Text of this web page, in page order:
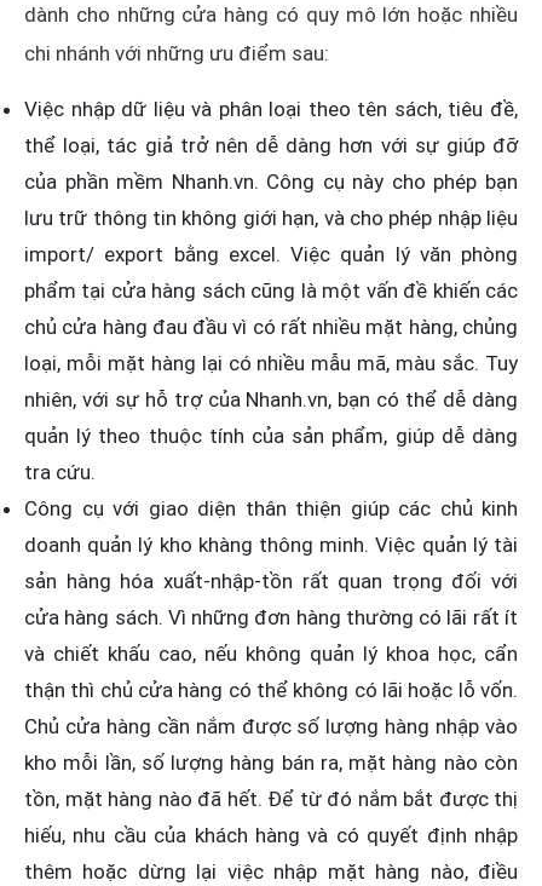
dành cho những cửa hàng có quy mô lớn hoặc nhiều
chi nhánh với những ưu điểm sau:
Việc nhập dữ liệu và phân loại theo tên sách, tiêu đề,
thể loại, tác giả trở nên dễ dàng hơn với sự giúp đỡ
của phần mềm Nhanh.vn. Công cụ này cho phép bạn
lưu trữ thông tin không giới hạn, và cho phép nhập liệu
import/ export bằng excel. Việc quản lý văn phòng
phẩm tại cửa hàng sách cũng là một vấn đề khiến các
chủ cửa hàng đau đầu vì có rất nhiều mặt hàng, chủng
loại, mỗi mặt hàng lại có nhiều mẫu mã, màu sắc. Tuy
nhiên, với sự hỗ trợ của Nhanh.vn, bạn có thể dễ dàng
quản lý theo thuộc tính của sản phẩm, giúp dễ dàng
tra cứu.
Công cụ với giao diện thân thiện giúp các chủ kinh
doanh quản lý kho khàng thông minh. Việc quản lý tài
sản hàng hóa xuất-nhập-tồn rất quan trọng đối với
cửa hàng sách. Vì những đơn hàng thường có lãi rất ít
và chiết khấu cao, nếu không quản lý khoa học, cẩn
thận thì chủ cửa hàng có thể không có lãi hoặc lỗ vốn.
Chủ cửa hàng cần nắm được số lượng hàng nhập vào
kho mỗi lần, số lượng hàng bán ra, mặt hàng nào còn
tồn, mặt hàng nào đã hết. Để từ đó nắm bắt được thị
hiếu, nhu cầu của khách hàng và có quyết định nhập
thêm hoặc dừng lại việc nhập mặt hàng nào, điều